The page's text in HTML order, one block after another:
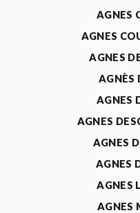
AGNES
AGNES
AGNES
AGNÈS
AGNES
AGNES
AGNES
AGNES
AGNES
AGNES